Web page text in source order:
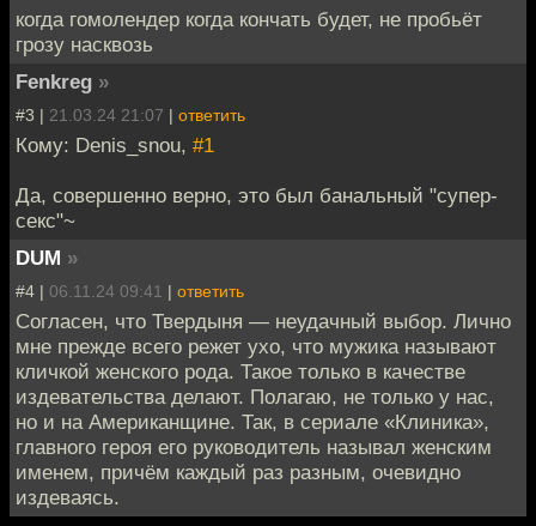
когда гомолендер когда кончать будет, не пробьёт
грозу насквозь
Fenkreg »
#3 | 21.03.24 21:07 | ответить
Кому: Denis_snou, #1
Да, совершенно верно, это был банальный "супер-
секс"~
DUM »
#4 | 06.11.24 09:41 | ответить
Согласен, что Твердыня — неудачный выбор. Лично
мне прежде всего режет ухо, что мужика называют
кличкой женского рода. Такое только в качестве
издевательства делают. Полагаю, не только у нас,
но и на Американщине. Так, в сериале «Клиника»,
главного героя его руководитель называл женским
именем, причём каждый раз разным, очевидно
издеваясь.